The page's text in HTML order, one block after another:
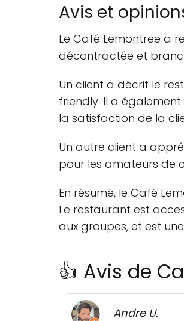
Avis et
Le Café Lemontree a
décontractée et
Un client a décrit le
friendly. Il a
la satisfaction de la
Un autre client a
pour les amateurs de
En résumé, le Café
Le restaurant est
aux groupes, et est
👍 Avis de
Andre U.